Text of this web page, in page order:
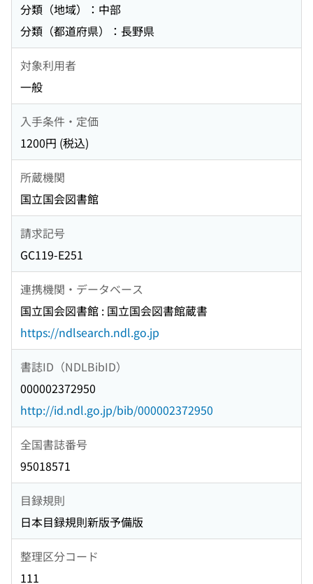
分類（地域）：中部
分類（都道府県）：長野県
対象利用者
一般
入手条件・定価
1200円 (税込)
所蔵機関
国立国会図書館
請求記号
GC119-E251
連携機関・データベース
国立国会図書館 : 国立国会図書館蔵書
https://ndlsearch.ndl.go.jp
書誌ID（NDLBibID）
000002372950
http://id.ndl.go.jp/bib/000002372950
全国書誌番号
95018571
目録規則
日本目録規則新版予備版
整理区分コード
111